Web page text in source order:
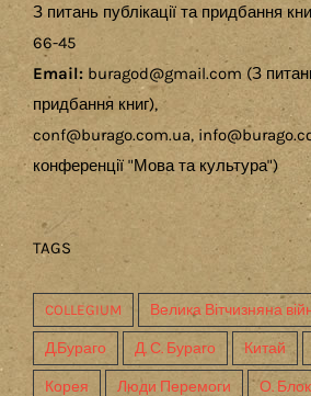
З питань публікації та придбання
66-45
Email: buragod@gmail.com (З питань
придбання книг),
conf@burago.com.ua,
конференції "Мова та культура")
TAGS
COLLEGIUM Велика Вітчизняна
Д.Бураго Д. С. Бураго Китай
Корея Люди Перемоги О. Блок